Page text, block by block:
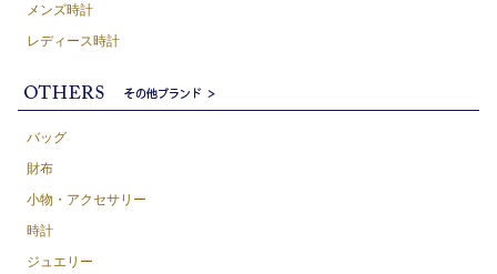
メンズ時計
レディース時計
バッグ
財布
小物・アクセサリー
時計
ジュエリー